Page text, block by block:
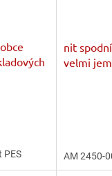
PES
nit
velmi
z
5
AM 2450-